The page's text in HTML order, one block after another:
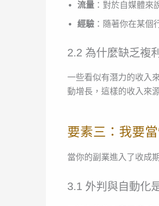
流量：對於自媒體來
經驗：隨著你在某個
2.2 為什麼缺乏複
一些看似有潛力的收入
動增長，這樣的收入來
要素三：我要
當你的副業進入了收成
3.1 外判與自動化